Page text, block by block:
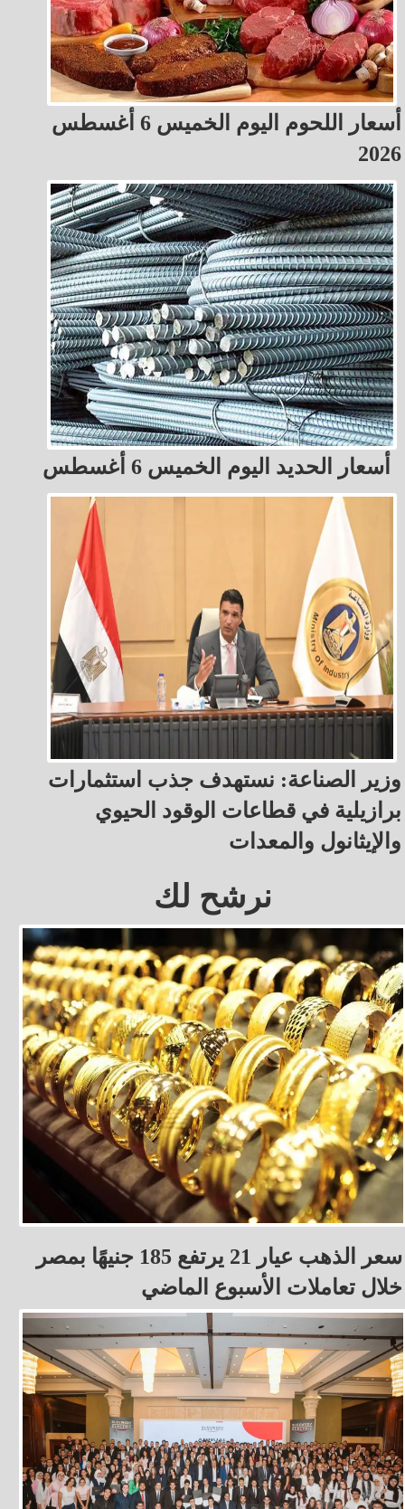
أسعار اللحوم اليوم الخميس 6 أغسطس
2026
أسعار الحديد اليوم الخميس 6 أغسطس
وزير الصناعة: نستهدف جذب استثمارات
برازيلية في قطاعات الوقود الحيوي
والإيثانول والمعدات
نرشح لك
سعر الذهب عيار 21 يرتفع 185 جنيهًا بمصر
خلال تعاملات الأسبوع الماضي